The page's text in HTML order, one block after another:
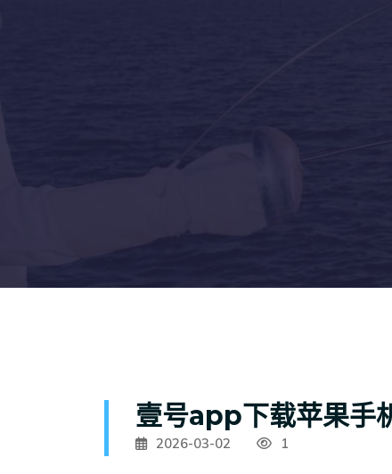
壹号app下载苹果手
2026-03-02 1